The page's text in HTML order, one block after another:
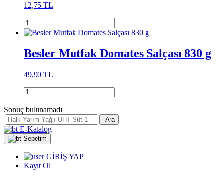
12,75 TL
Besler Mutfak Domates Salçası 830 g
49,90 TL
Sonuç bulunamadı
Ara
E-Katalog
Sepetim
GİRİŞ YAP
Kayıt Ol